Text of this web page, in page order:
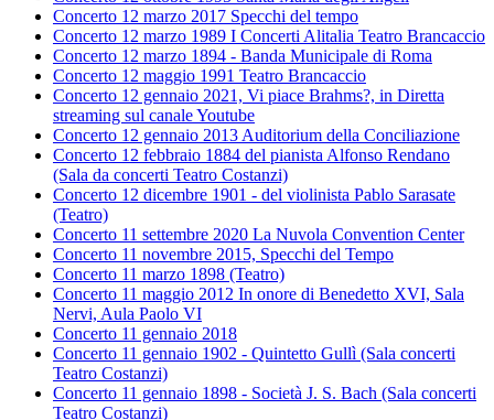
Concerto 12 marzo 2017 Specchi del tempo
Concerto 12 marzo 1989 I Concerti Alitalia Teatro Brancaccio
Concerto 12 marzo 1894 - Banda Municipale di Roma
Concerto 12 maggio 1991 Teatro Brancaccio
Concerto 12 gennaio 2021, Vi piace Brahms?, in Diretta
streaming sul canale Youtube
Concerto 12 gennaio 2013 Auditorium della Conciliazione
Concerto 12 febbraio 1884 del pianista Alfonso Rendano
(Sala da concerti Teatro Costanzi)
Concerto 12 dicembre 1901 - del violinista Pablo Sarasate
(Teatro)
Concerto 11 settembre 2020 La Nuvola Convention Center
Concerto 11 novembre 2015, Specchi del Tempo
Concerto 11 marzo 1898 (Teatro)
Concerto 11 maggio 2012 In onore di Benedetto XVI, Sala
Nervi, Aula Paolo VI
Concerto 11 gennaio 2018
Concerto 11 gennaio 1902 - Quintetto Gullì (Sala concerti
Teatro Costanzi)
Concerto 11 gennaio 1898 - Società J. S. Bach (Sala concerti
Teatro Costanzi)